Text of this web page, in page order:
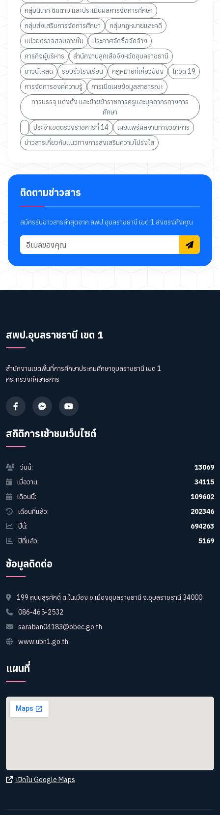
กลุ่มนิเทศ ติดตาม และประเมินผลการจัดการศึกษา
กลุ่มส่งเสริมการจัดการศึกษา
กลุ่มกฏหมายและคดี
หน่วยตรวจสอบภายใน
ประกาศจัดซื้อจัดจ้าง
ภารกิจผู้บริหาร
สำนักงานลูกเสือจังหวัดอุบลราชธานี
ดาวน์โหลด
รอบรั้วโรงเรียน กฎหมายที่เกี่ยวข้อง
โควิด 19
การจัดการองค์ความรู้
การเปิดเผยข้อมูลสาธารณะ
การบรรจุ แต่งตั้ง และย้ายข้าราชการครูและบุคลากรทางการ
ศึกษา
ประจำเขตตรวจราชการที่ 14
เผยแพร่ผลงานทางวิชาการ
ข่าวสารเกี่ยวกับแนวทางการส่งเสริมความโปร่งใส
ติดตามข่าวสาร
สมัครรับข่าวสารล่าสุดจาก สพป.อุบลราชธานี เขต 1 ส่งตรงถึงคุณ
สพป.อุบลราชธานี เขต 1
สำนักงานเขตพื้นที่การศึกษาประถมศึกษาอุบลราชธานี เขต 1
กระทรวงศึกษาธิการ
สถิติการเข้าชมเว็บไซต์
วันนี้:
13069
เมื่อวาน:
34115
เดือนนี้:
109602
เดือนที่แล้ว:
202346
ปีนี้:
694263
ปีที่แล้ว:
5169
ข้อมูลติดต่อ
199 ถนนสุรศักดิ์ ต.ในเมือง อ.เมืองอุบลราชธานี จ.อุบลราชธานี 34000
086-465-2532
saraban04183@obec.go.th
www.ubn1.go.th
แผนที่
เปิดใน Google Maps